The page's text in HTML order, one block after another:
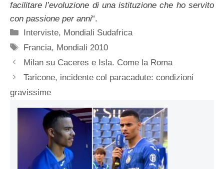
facilitare l’evoluzione di una istituzione che ho servito
con passione per anni“.
Categorie
Interviste, Mondiali Sudafrica
Tag
Francia, Mondiali 2010
Milan su Caceres e Isla. Come la Roma
Taricone, incidente col paracadute: condizioni
gravissime